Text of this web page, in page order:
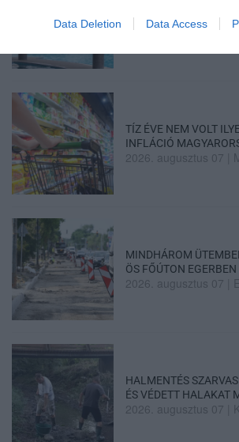
Data Deletion Data Access
LEÁLLÍTOTT
2026. augusztus 07 |
TÍZ ÉVE NEM VOLT
INFLÁCIÓ
2026. augusztus 07
MINDHÁROM
ÖS FŐÚTON EGERBEN
2026. augusztus 07
HALMENTÉS
ÉS VÉDETT HALAKAT
2026. augusztus 07